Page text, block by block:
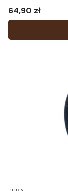
Cena
64,90 zł